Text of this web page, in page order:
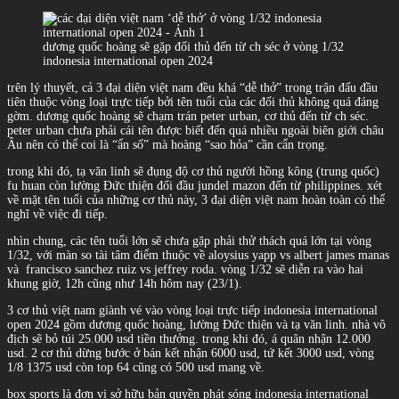
dương quốc hoàng sẽ gặp đối thủ đến từ ch séc ở vòng 1/32
indonesia international open 2024
trên lý thuyết, cả 3 đại diện việt nam đều khá “dễ thở” trong trận đấu đầu
tiên thuộc vòng loại trực tiếp bởi tên tuổi của các đối thủ không quá đáng
gờm. dương quốc hoàng sẽ chạm trán peter urban, cơ thủ đến từ ch séc.
peter urban chưa phải cái tên được biết đến quá nhiều ngoài biên giới châu
Âu nên có thể coi là “ẩn số” mà hoàng “sao hỏa” cần cẩn trọng.
trong khi đó, tạ văn linh sẽ đụng độ cơ thủ người hồng kông (trung quốc)
fu huan còn lường Đức thiện đối đầu jundel mazon đến từ philippines. xét
về mặt tên tuổi của những cơ thủ này, 3 đại diện việt nam hoàn toàn có thể
nghĩ về việc đi tiếp.
nhìn chung, các tên tuổi lớn sẽ chưa gặp phải thử thách quá lớn tại vòng
1/32, với màn so tài tâm điểm thuộc về aloysius yapp vs albert james manas
và francisco sanchez ruiz vs jeffrey roda. vòng 1/32 sẽ diễn ra vào hai
khung giờ, 12h cũng như 14h hôm nay (23/1).
3 cơ thủ việt nam giành vé vào vòng loại trực tiếp indonesia international
open 2024 gồm dương quốc hoàng, lường Đức thiện và tạ văn linh. nhà vô
địch sẽ bỏ túi 25.000 usd tiền thưởng. trong khi đó, á quân nhận 12.000
usd. 2 cơ thủ dừng bước ở bán kết nhận 6000 usd, tứ kết 3000 usd, vòng
1/8 1375 usd còn top 64 cũng có 500 usd mang về.
box sports là đơn vị sở hữu bản quyền phát sóng indonesia international